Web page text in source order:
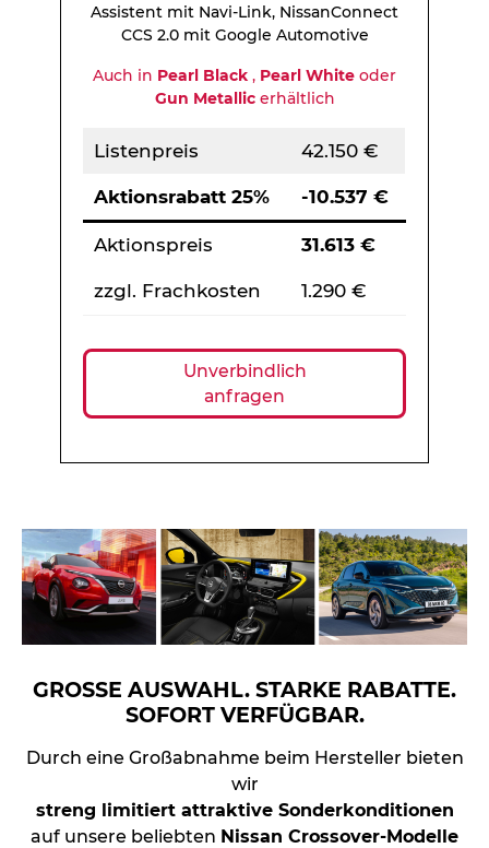
Assistent mit Navi-Link, NissanConnect
CCS 2.0 mit Google Automotive
Auch in Pearl Black , Pearl White oder
Gun Metallicerhältlich
Listenpreis 42.150 €
Aktionsrabatt 25% -10.537 €
Aktionspreis 31.613 €
zzgl. Frachkosten 1.290 €
Unverbindlich
anfragen
GROSSE AUSWAHL. STARKE RABATTE.
SOFORT VERFÜGBAR.
Durch eine Großabnahme beim Hersteller bieten
wir
streng limitiert attraktive Sonderkonditionen
auf unsere beliebten Nissan Crossover-Modelle